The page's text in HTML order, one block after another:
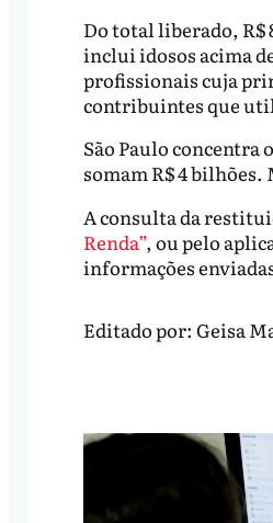
Do total liberado, R$
inclui idosos acima
profissionais cuja
contribuintes que
São Paulo concentra
somam R$ 4 bilhões.
A consulta da
Renda”, ou pelo
informações
Editado por: Geisa